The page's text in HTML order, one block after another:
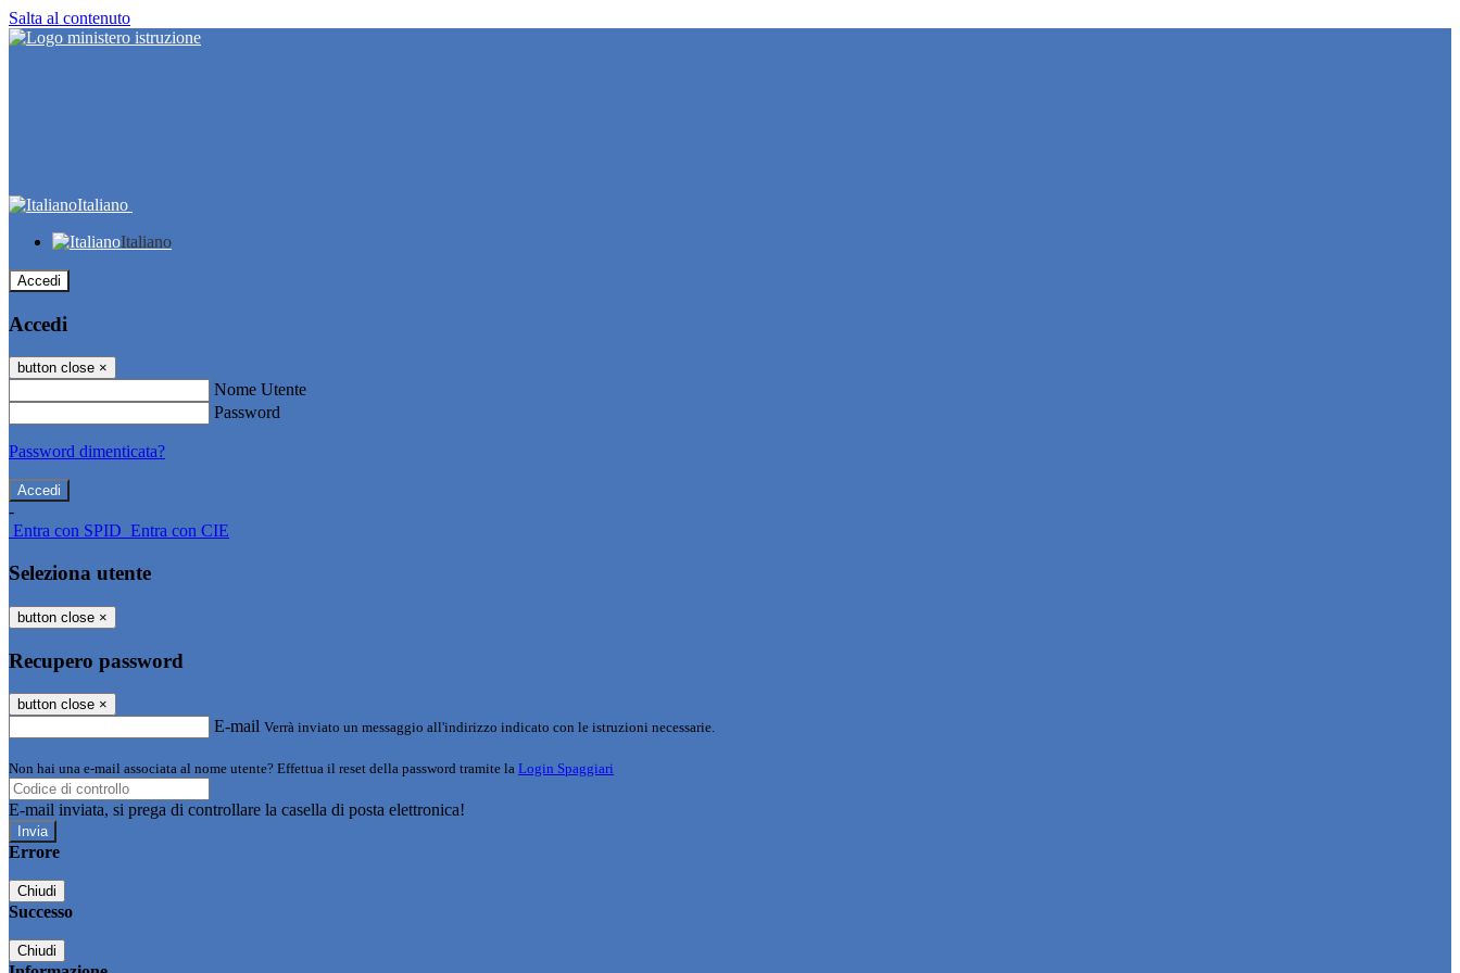
Salta al contenuto
Italiano
Italiano
Accedi
Accedi
button close ×
Nome Utente
Password
Password dimenticata?
-
Entra con SPID Entra con CIE
Seleziona utente
button close ×
Recupero password
button close ×
E-mail Verrà inviato un messaggio all'indirizzo indicato con le istruzioni necessarie.
Non hai una e-mail associata al nome utente? Effettua il reset della password tramite la Login Spaggiari
E-mail inviata, si prega di controllare la casella di posta elettronica!
Errore
Chiudi
Successo
Chiudi